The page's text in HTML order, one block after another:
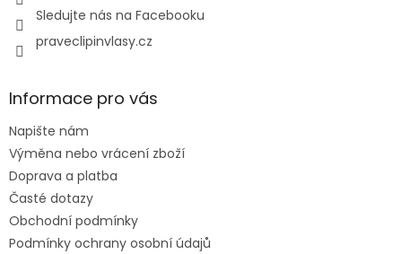
Sledujte nás na Facebooku
praveclipinvlasy.cz
Informace pro vás
Napište nám
Výměna nebo vrácení zboží
Doprava a platba
Časté dotazy
Obchodní podmínky
Podmínky ochrany osobní údajů